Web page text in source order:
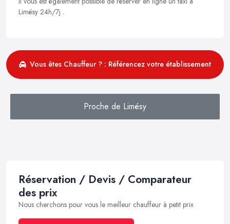
Limésy 24h/7j .
Vous êtes Chauffeur ? : Référencez votre établissement
Proche de Limésy
Réservation / Devis / Comparateur
des prix
Nous cherchons pour vous le meilleur chauffeur à petit prix